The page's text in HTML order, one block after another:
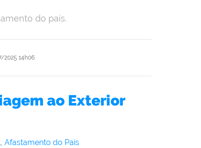
2025 14h06
do país.
ao Exterior
, Afastamento do País